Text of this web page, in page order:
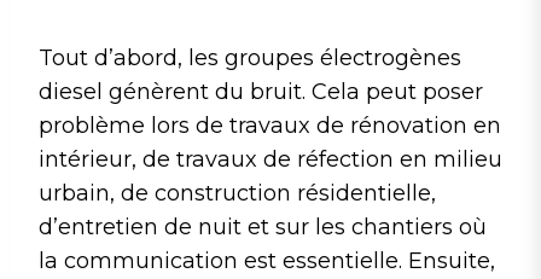
Tout d’abord, les groupes électrogènes
diesel génèrent du bruit. Cela peut poser
problème lors de travaux de rénovation en
intérieur, de travaux de réfection en milieu
urbain, de construction résidentielle,
d’entretien de nuit et sur les chantiers où
la communication est essentielle. Ensuite,